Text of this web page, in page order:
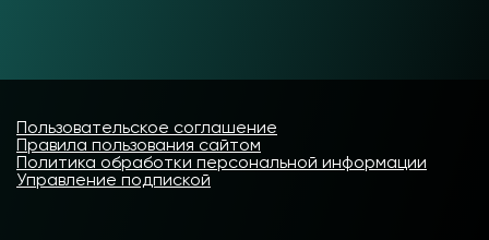
Пользовательское соглашение
Правила пользования сайтом
Политика обработки персональной информации
Управление подпиской